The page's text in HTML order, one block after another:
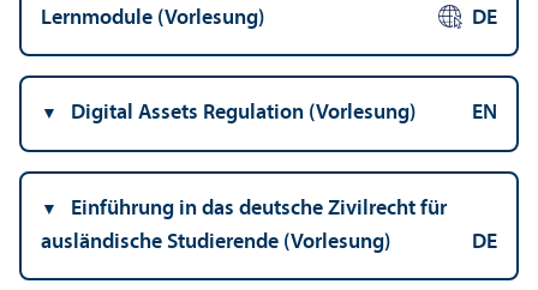
Lernmodule (Vorlesung)
DE
Digital Assets Regulation (Vorlesung) EN
Einführung in das deutsche Zivilrecht für
ausländische Studierende (Vorlesung)
DE